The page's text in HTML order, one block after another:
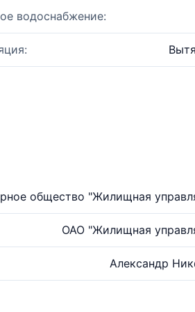
водоснабжение:
общество "Жилищная
ОАО "Жилищная
Александр